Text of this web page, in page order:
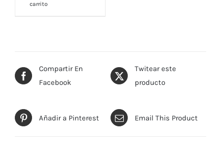
carrito
Compartir En
Facebook
Twitear este
producto
Añadir a Pinterest Email This Product